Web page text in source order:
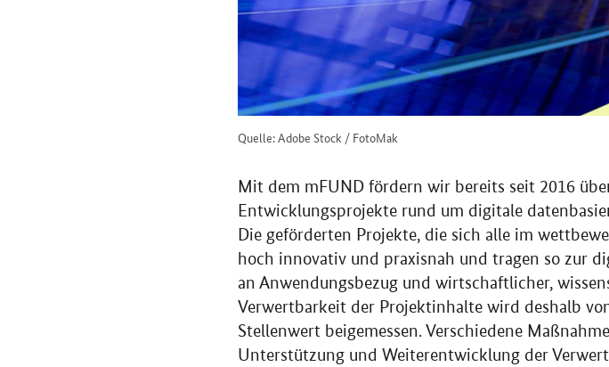
Quelle: Adobe Stock / FotoMak
Mit dem mFUND fördern wir bereits seit 2016
Entwicklungsprojekte rund um digitale
Die geförderten Projekte, die sich alle im
hoch innovativ und praxisnah und tragen so zur
an Anwendungsbezug und wirtschaftlicher,
Verwertbarkeit der Projektinhalte wird deshalb
Stellenwert beigemessen. Verschiedene
Unterstützung und Weiterentwicklung der